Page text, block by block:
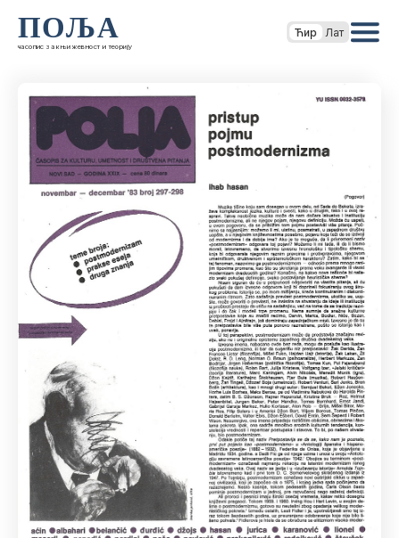
ПОЉА
часопис за књижевност и теорију
Ћир Лат